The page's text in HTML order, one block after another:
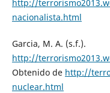
http://
nacionalista.html
Garcia, M. A. (s.f.).
http://
Obtenido de http://
nuclear.html